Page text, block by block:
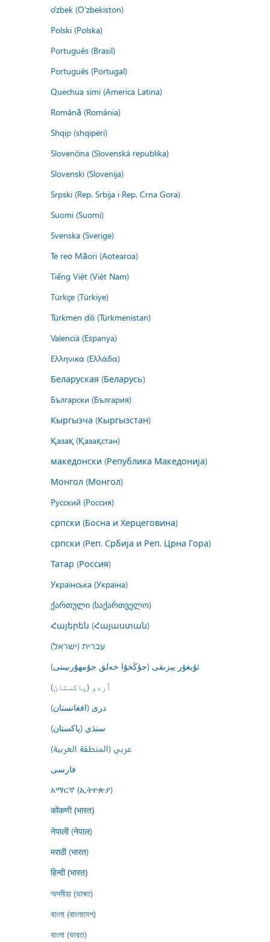
o'zbek (O'zbekiston)
Polski (Polska)
Português (Brasil)
Português (Portugal)
Quechua simi (America Latina)
Română (România)
Shqip (shqipëri)
Slovenčina (Slovenská republika)
Slovenski (Slovenija)
Srpski (Rep. Srbija i Rep. Crna Gora)
Suomi (Suomi)
Svenska (Sverige)
Te reo Māori (Aotearoa)
Tiếng Việt (Việt Nam)
Türkçe (Türkiye)
Türkmen dili (Türkmenistan)
Valencià (Espanya)
Ελληνικά (Ελλάδα)
Беларуская (Беларусь)
Български (България)
Кыргызча (Кыргызстан)
Қазақ (Қазақстан)
македонски (Република Македонија)
Монгол (Монгол)
Русский (Россия)
српски (Босна и Херцеговина)
српски (Реп. Србија и Реп. Црна Гора)
Татар (Россия)
Українська (Україна)
ქართული (საქართველო)
Հայերեն (Հայաստան)
עברית (ישראל)
ئۇيغۇر يېزىقى (جۇڭخۇا خەلق جۇمھۇرىيىتى)
اُردو (پاکستان)
درى (افغانستان)
سنڌي (پاکستان)
عربي (المنطقة العربية)
فارسى
አማርኛ (ኢትዮጵያ)
कोंकणी (भारत)
नेपाली (नेपाल)
मराठी (भारत)
हिन्दी (भारत)
অসমীয়া (ভাৰত)
বাংলা (বাংলাদেশ)
বাংলা (ভারত)